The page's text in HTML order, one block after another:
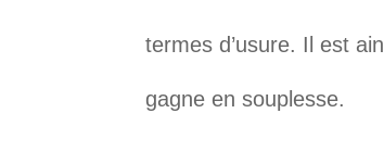
termes d’usure. Il est
gagne en souplesse.